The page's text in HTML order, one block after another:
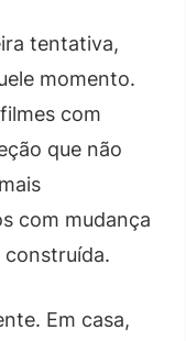
tentativa,
momento.
com
que não
com mudança
construída.
Em casa,